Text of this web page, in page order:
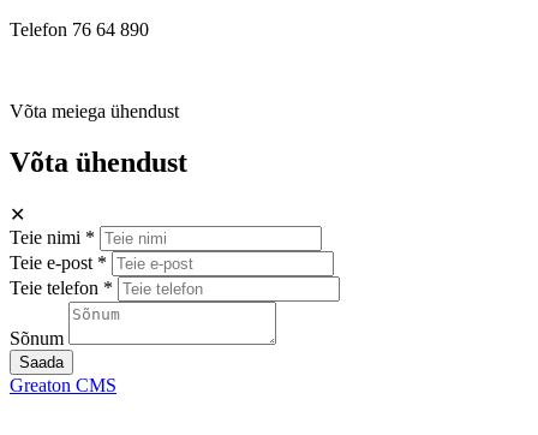
Telefon 76 64 890
Võta meiega ühendust
Võta ühendust
✕
Teie nimi *
Teie e-post *
Teie telefon *
Sõnum
Saada
Greaton CMS